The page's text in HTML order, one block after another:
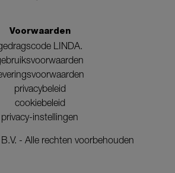
Voorwaarden
LINDA.
privacybeleid
cookiebeleid
privacy-instellingen
- Alle rechten voorbehouden